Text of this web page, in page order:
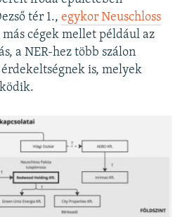
tér 1., egykor Neuschloss
cégek mellet például az
a NER-hez több szálon
is, melyek